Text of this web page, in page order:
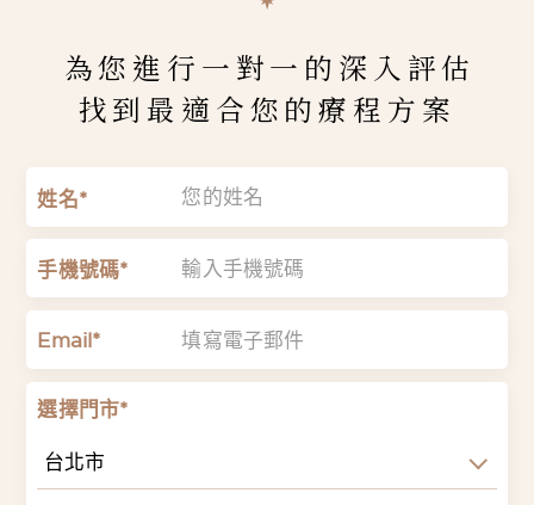
為您進行一對一的深入評估
找到最適合您的療程方案
姓名*
手機號碼*
Email*
選擇門市*
台北市